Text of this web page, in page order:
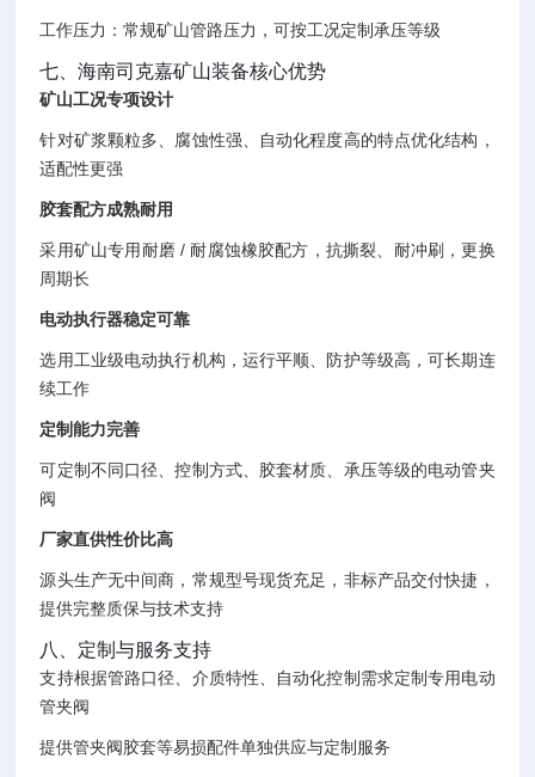
工作压力：常规矿山管路压力，可按工况定制承压等级
七、海南司克嘉矿山装备核心优势
矿山工况专项设计
针对矿浆颗粒多、腐蚀性强、自动化程度高的特点优化结构，
适配性更强
胶套配方成熟耐用
采用矿山专用耐磨 / 耐腐蚀橡胶配方，抗撕裂、耐冲刷，更换
周期长
电动执行器稳定可靠
选用工业级电动执行机构，运行平顺、防护等级高，可长期连
续工作
定制能力完善
可定制不同口径、控制方式、胶套材质、承压等级的电动管夹
阀
厂家直供性价比高
源头生产无中间商，常规型号现货充足，非标产品交付快捷，
提供完整质保与技术支持
八、定制与服务支持
支持根据管路口径、介质特性、自动化控制需求定制专用电动
管夹阀
提供管夹阀胶套等易损配件单独供应与定制服务